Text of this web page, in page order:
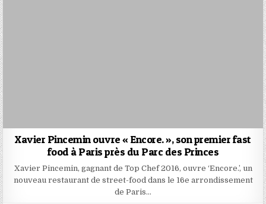
Xavier Pincemin ouvre « Encore. », son premier fast
food à Paris près du Parc des Princes
Xavier Pincemin, gagnant de Top Chef 2016, ouvre ‘Encore.’, un
nouveau restaurant de street-food dans le 16e arrondissement
de Paris…